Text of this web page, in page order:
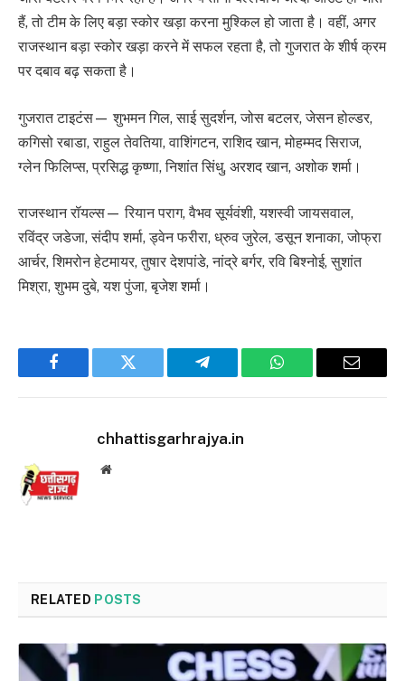
हैं, तो टीम के लिए बड़ा स्कोर खड़ा करना मुश्किल हो जाता है। वहीं, अगर
राजस्थान बड़ा स्कोर खड़ा करने में सफल रहता है, तो गुजरात के शीर्ष क्रम
पर दबाव बढ़ सकता है।
गुजरात टाइटंस— शुभमन गिल, साई सुदर्शन, जोस बटलर, जेसन होल्डर,
कगिसो रबाडा, राहुल तेवतिया, वाशिंगटन, राशिद खान, मोहम्मद सिराज,
ग्लेन फिलिप्स, प्रसिद्ध कृष्णा, निशांत सिंधु, अरशद खान, अशोक शर्मा।
राजस्थान रॉयल्स— रियान पराग, वैभव सूर्यवंशी, यशस्वी जायसवाल,
रविंद्र जडेजा, संदीप शर्मा, ड्वेन फरीरा, ध्रुव जुरेल, डसून शनाका, जोफ्रा
आर्चर, शिमरोन हेटमायर, तुषार देशपांडे, नांद्रे बर्गर, रवि बिश्नोई, सुशांत
मिश्रा, शुभम दुबे, यश पुंजा, बृजेश शर्मा।
Facebook Twitter Telegram WhatsApp Email
chhattisgarhrajya.in
Website
RELATED POSTS